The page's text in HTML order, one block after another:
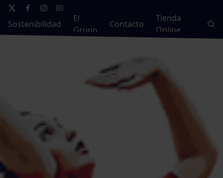
Sostenibilidad
El
Grupo
Contacto
Tienda
Online